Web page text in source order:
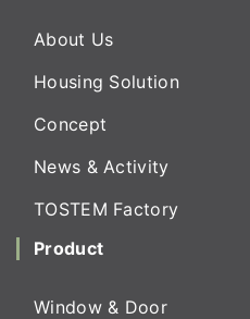
About Us
Housing Solution
Concept
News & Activity
TOSTEM Factory
Product
Window & Door